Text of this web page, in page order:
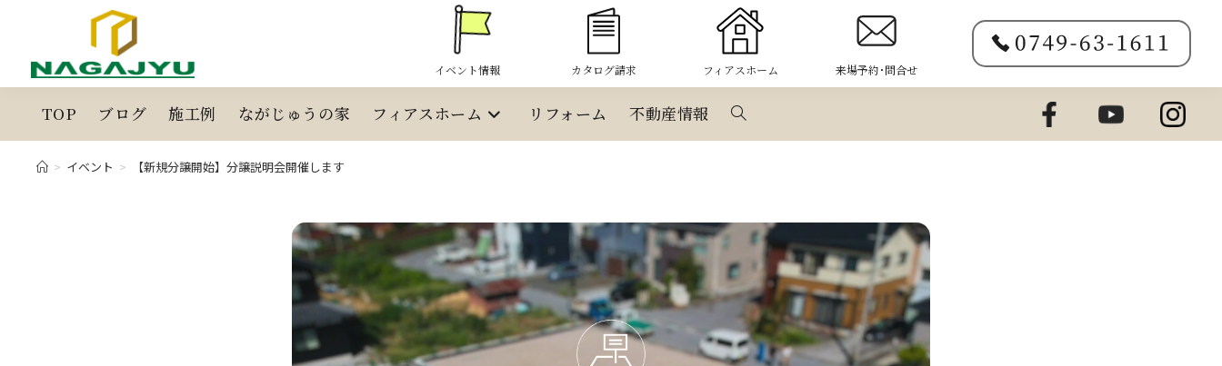
イベント情報 カタログ請求 フィアスホーム 来場予約･問合せ
TOP ブログ 施工例 ながじゅうの家 フィアスホーム リフォーム 不動産情報 ウ
ブ
サ
イ
> イベント > 【新規分譲開始】分譲説明会開催します